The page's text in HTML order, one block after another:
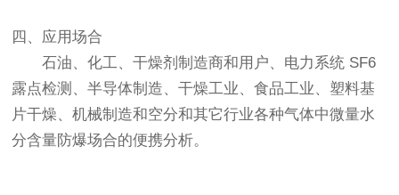
四、应用场合
石油、化工、干燥剂制造商和用户、电力系统 SF6
露点检测、半导体制造、干燥工业、食品工业、塑料基
片干燥、机械制造和空分和其它行业各种气体中微量水
分含量防爆场合的便携分析。